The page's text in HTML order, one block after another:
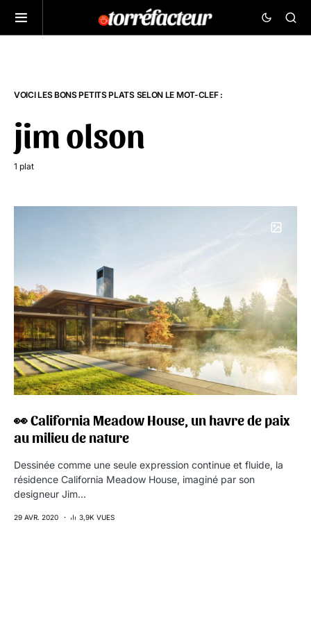
VOICI LES BONS PETITS PLATS SELON LE MOT-CLEF :
jim olson
1 plat
👀 California Meadow House, un havre de paix
au milieu de nature
Dessinée comme une seule expression continue et fluide, la
résidence California Meadow House, imaginé par son
designeur Jim…
29 AVR. 2020 3,9K VUES